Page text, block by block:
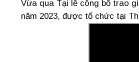
Vừa qua Tại lễ công bố trao
năm 2023, được tổ chức tại